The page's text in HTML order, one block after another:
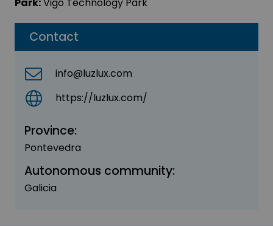
Contact
info@luzlux.com
https://luzlux.com/
Province:
Pontevedra
Autonomous community:
Galicia
Park:Vigo Technology Park